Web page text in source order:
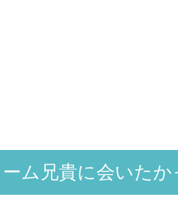
ーム兄貴に会いた